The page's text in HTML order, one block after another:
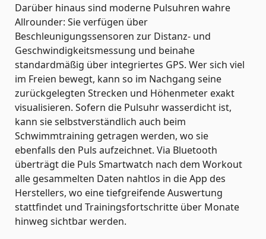
Darüber hinaus sind moderne Pulsuhren wahre
Allrounder: Sie verfügen über
Beschleunigungssensoren zur Distanz- und
Geschwindigkeitsmessung und beinahe
standardmäßig über integriertes GPS. Wer sich viel
im Freien bewegt, kann so im Nachgang seine
zurückgelegten Strecken und Höhenmeter exakt
visualisieren. Sofern die Pulsuhr wasserdicht ist,
kann sie selbstverständlich auch beim
Schwimmtraining getragen werden, wo sie
ebenfalls den Puls aufzeichnet. Via Bluetooth
überträgt die Puls Smartwatch nach dem Workout
alle gesammelten Daten nahtlos in die App des
Herstellers, wo eine tiefgreifende Auswertung
stattfindet und Trainingsfortschritte über Monate
hinweg sichtbar werden.